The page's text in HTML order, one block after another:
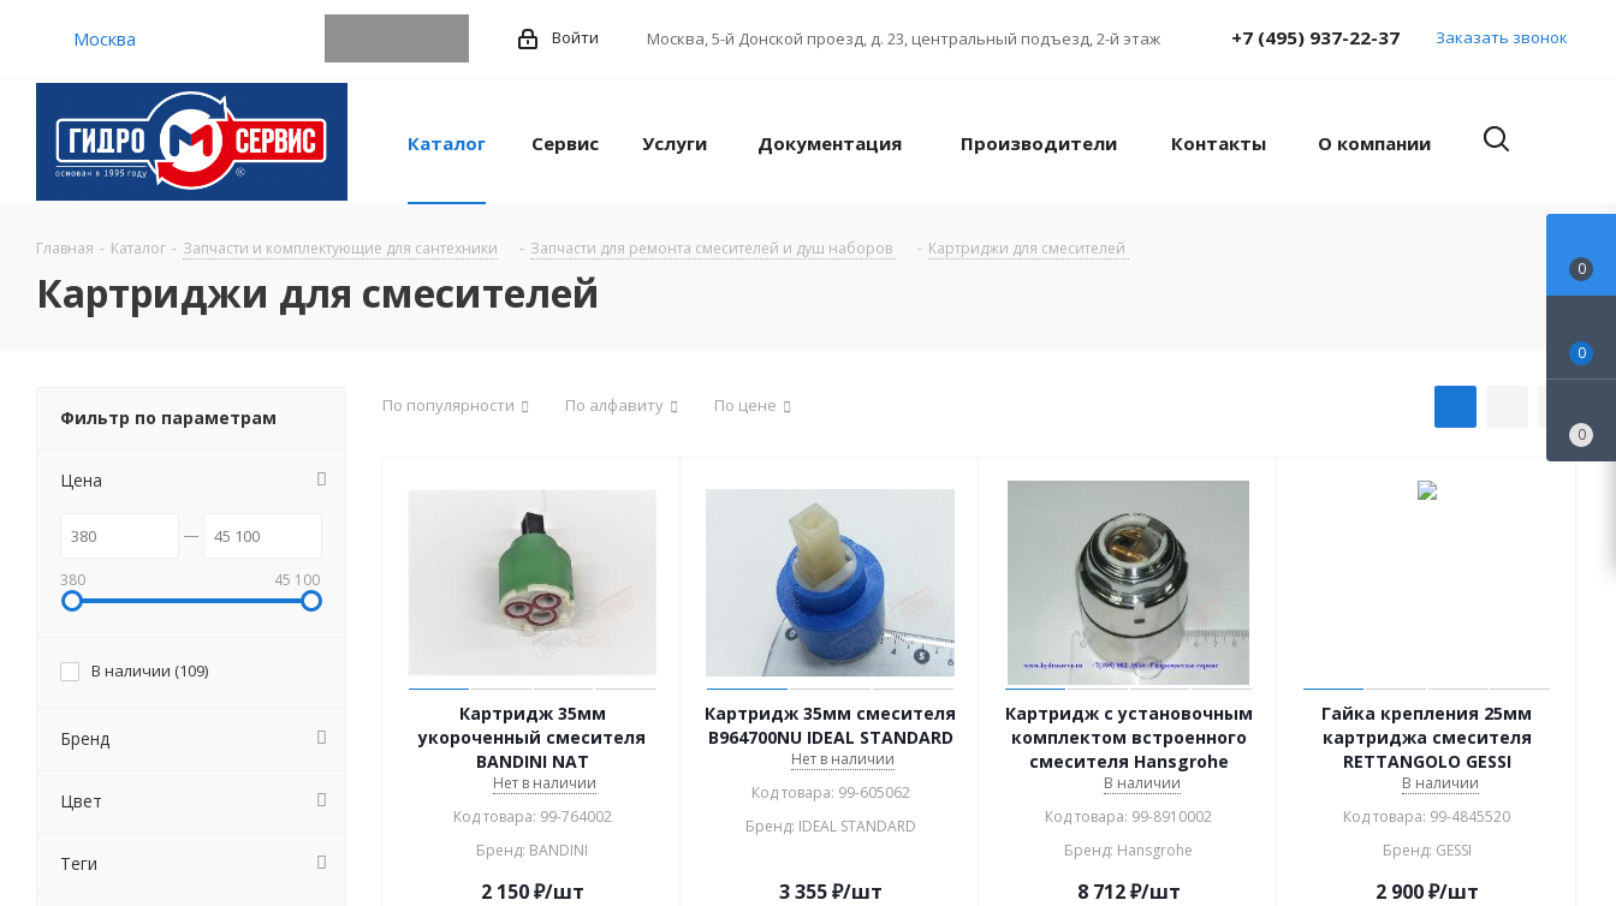
Москва Войти Москва,5-й Донской проезд, д. 23, центральный подъезд, 2-й этаж +7 (495) 937-22-37 Заказать звонок
Каталог Сервис Услуги Документация Производители Контакты О компании
Главная - Каталог - Запчасти и комплектующие для сантехники - Запчасти для ремонта смесителей и душ наборов - Картриджи для смесителей
Картриджи для смесителей
По популярности По алфавиту По цене
Картридж 35мм
укороченный смесителя
BANDINI NAT
Нет в наличии
Код товара: 99-764002
Бренд: BANDINI
2 150₽/шт
Картридж 35мм смесителя
B964700NU IDEAL STANDARD
Нет в наличии
Код товара: 99-605062
Бренд: IDEAL STANDARD
3 355₽/шт
Картридж с установочным
комплектом встроенного
смесителя Hansgrohe
В наличии
Код товара: 99-8910002
Бренд: Hansgrohe
8 712₽/шт
Гайка крепления 25мм
картриджа смесителя
RETTANGOLO GESSI
В наличии
Код товара: 99-4845520
Бренд: GESSI
2 900₽/шт
Фильтр по параметрам
Цена
380 45 100
В наличии (109)
Бренд
Цвет
Теги
0
0
0